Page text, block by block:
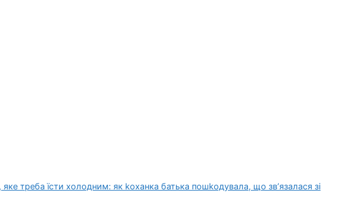
треба їсти холодним: як kоханка батька пошkодувала, що зв’язалася зі